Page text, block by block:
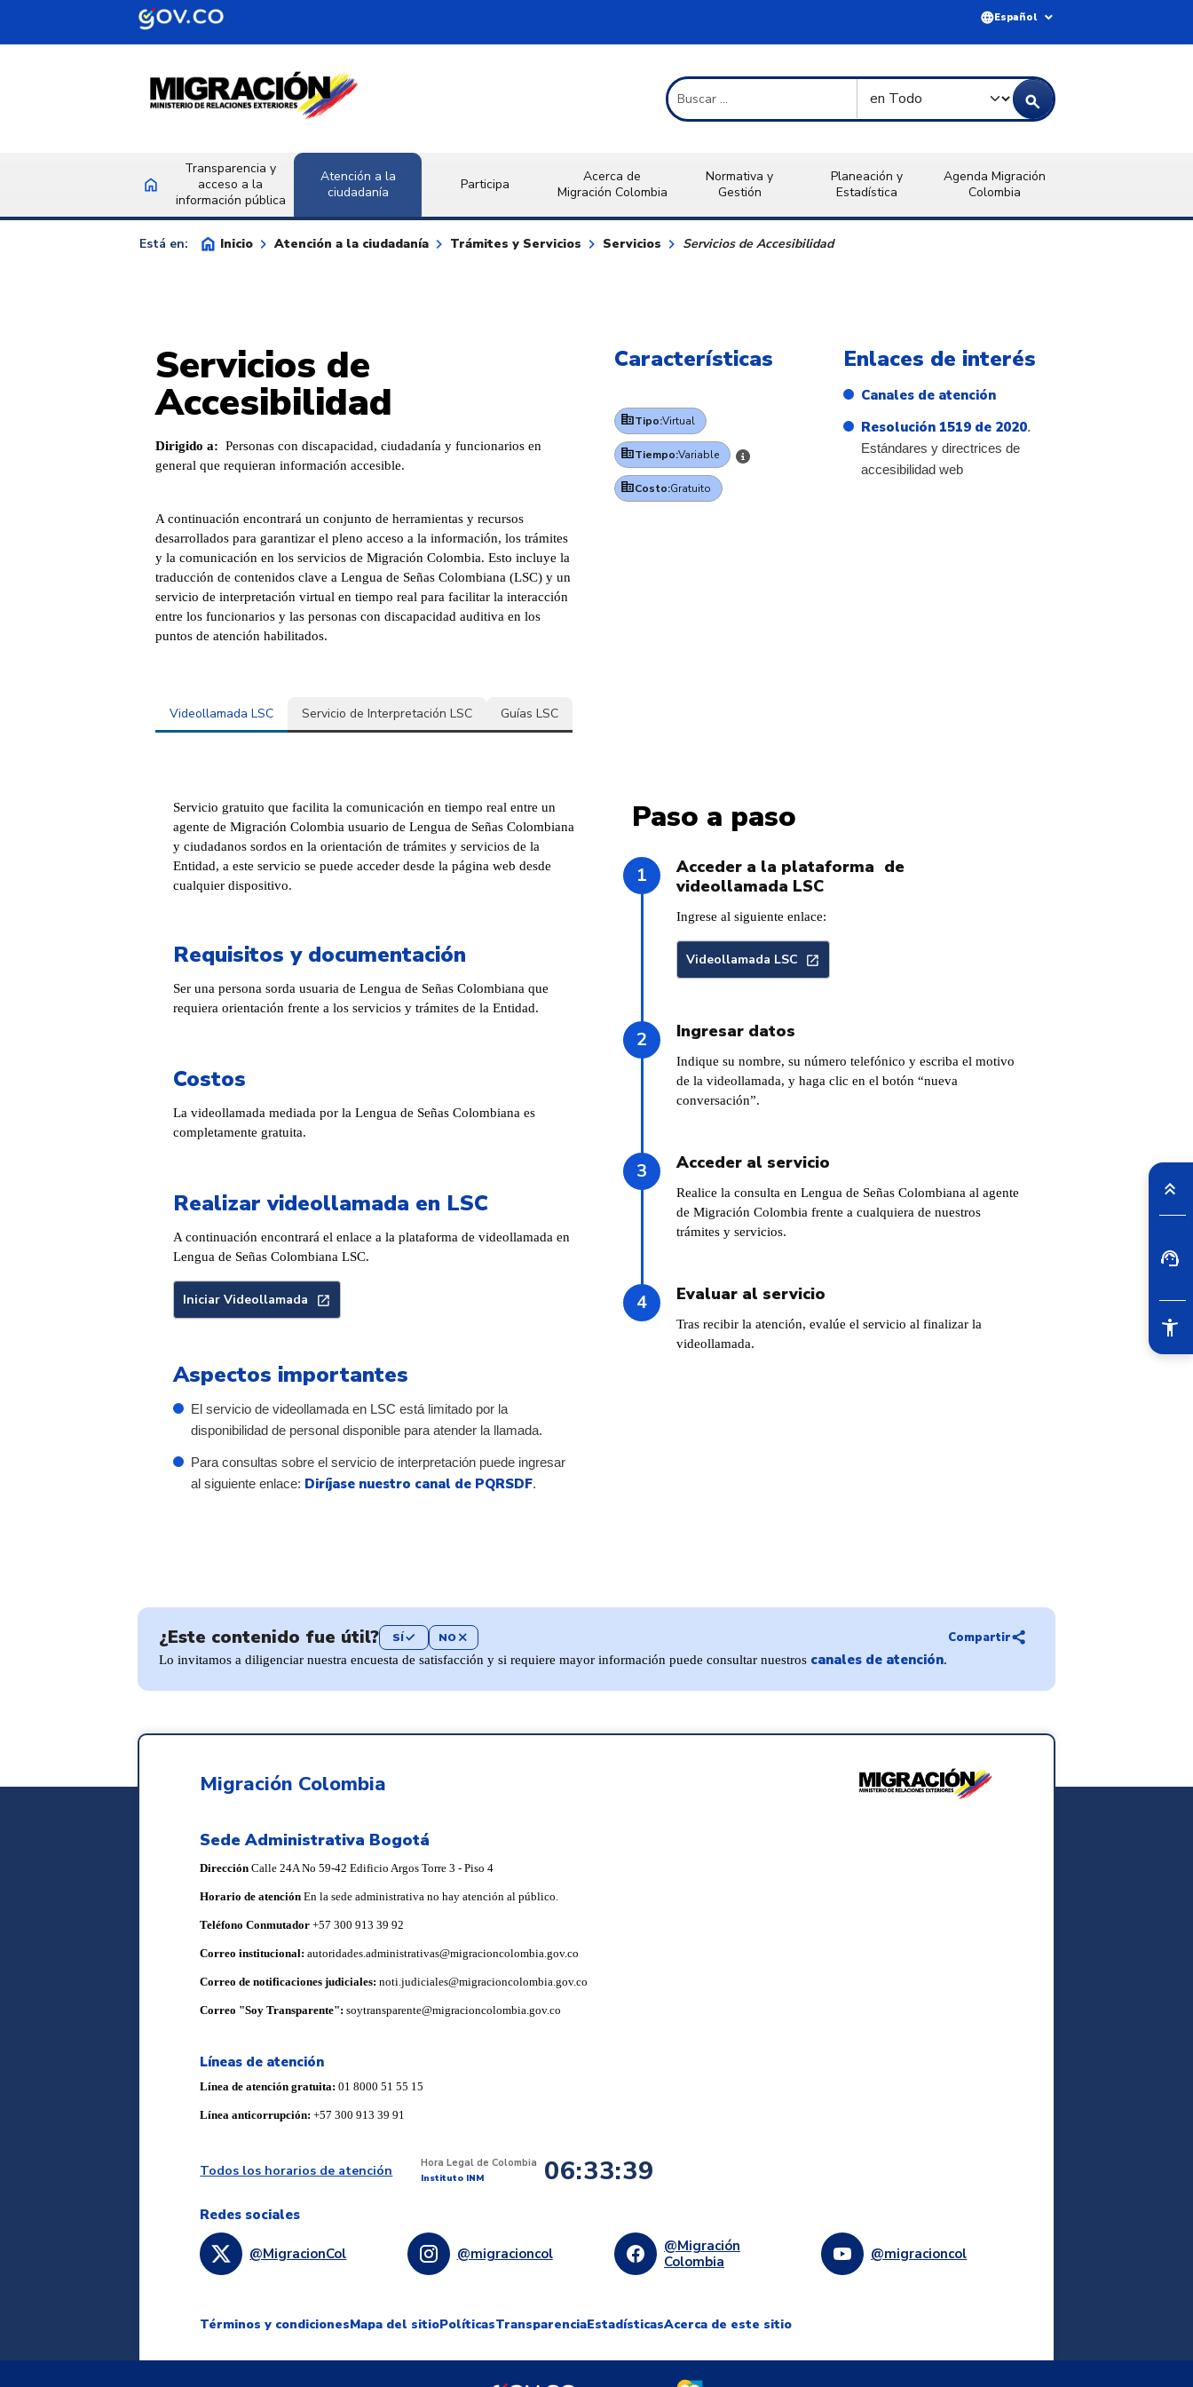
Saltar al contenido principal
languageEspañol expand_more
Término de Búsqueda Tipo de Búsqueda
search
homeInicio
Transparencia y
acceso a la
información pública
Atención a la
ciudadanía
Participa
Acerca de
Migración Colombia
Normativa y
Gestión
Planeación y
Estadística
Agenda Migración
Colombia
Está en: home Inicio keyboard_arrow_right Atención a la ciudadanía keyboard_arrow_right Trámites y Servicios keyboard_arrow_right Servicios keyboard_arrow_right Servicios de Accesibilidad
Servicios de
Accesibilidad
Dirigido a: Personas con discapacidad, ciudadanía y funcionarios en
general que requieran información accesible.
A continuación encontrará un conjunto de herramientas y recursos
desarrollados para garantizar el pleno acceso a la información, los trámites
y la comunicación en los servicios de Migración Colombia. Esto incluye la
traducción de contenidos clave a Lengua de Señas Colombiana (LSC) y un
servicio de interpretación virtual en tiempo real para facilitar la interacción
entre los funcionarios y las personas con discapacidad auditiva en los
puntos de atención habilitados.
Características
Tipo:Virtual
Tiempo:Variable
Costo:Gratuito
Enlaces de interés
Canales de atención
Resolución 1519 de 2020.
Estándares y directrices de
accesibilidad web
Videollamada LSC Servicio de Interpretación LSC Guías LSC
Servicio gratuito que facilita la comunicación en tiempo real entre un
agente de Migración Colombia usuario de Lengua de Señas Colombiana
y ciudadanos sordos en la orientación de trámites y servicios de la
Entidad, a este servicio se puede acceder desde la página web desde
cualquier dispositivo.
Requisitos y documentación
Ser una persona sorda usuaria de Lengua de Señas Colombiana que
requiera orientación frente a los servicios y trámites de la Entidad.
Costos
La videollamada mediada por la Lengua de Señas Colombiana es
completamente gratuita.
Realizar videollamada en LSC
A continuación encontrará el enlace a la plataforma de videollamada en
Lengua de Señas Colombiana LSC.
Iniciar Videollamada
Aspectos importantes
El servicio de videollamada en LSC está limitado por la
disponibilidad de personal disponible para atender la llamada.
Para consultas sobre el servicio de interpretación puede ingresar
al siguiente enlace: Diríjase nuestro canal de PQRSDF.
Paso a paso
Acceder a la plataforma de
videollamada LSC
Ingrese al siguiente enlace:
Videollamada LSC
Ingresar datos
Indique su nombre, su número telefónico y escriba el motivo
de la videollamada, y haga clic en el botón “nueva
conversación”.
Acceder al servicio
Realice la consulta en Lengua de Señas Colombiana al agente
de Migración Colombia frente a cualquiera de nuestros
trámites y servicios.
Evaluar al servicio
Tras recibir la atención, evalúe el servicio al finalizar la
videollamada.
¿Este contenido fue útil? SÍcheck NO close Compartirshare
Lo invitamos a diligenciar nuestra encuesta de satisfacción y si requiere mayor información puede consultar nuestros canales de atención.
Migración Colombia
Sede Administrativa Bogotá
DirecciónCalle 24A No 59-42 Edificio Argos Torre 3 - Piso 4
Horario de atenciónEn la sede administrativa no hay atención al público.
Teléfono Conmutador+57 300 913 39 92
Correo institucional:autoridades.administrativas@migracioncolombia.gov.co
Correo de notificaciones judiciales:noti.judiciales@migracioncolombia.gov.co
Correo "Soy Transparente":soytransparente@migracioncolombia.gov.co
Líneas de atención
Línea de atención gratuita:01 8000 51 55 15
Línea anticorrupción:+57 300 913 39 91
Todos los horarios de atención Hora Legal de Colombia 06:33:40
Instituto INM
Redes sociales
@MigracionCol @migracioncol
@Migración
Colombia
@migracioncol
Términos y condicionesMapa del sitioPolíticasTransparenciaEstadísticasAcerca de este sitio